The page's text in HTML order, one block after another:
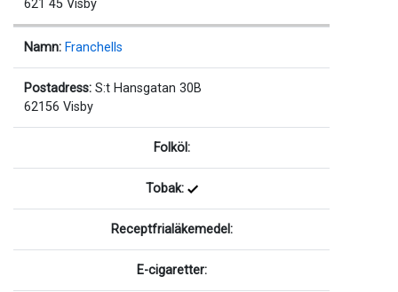
621 45 Visby
Namn: Franchells
Postadress: S:t Hansgatan 30B
62156 Visby
Folköl:
Tobak:
Receptfrialäkemedel:
E-cigaretter: